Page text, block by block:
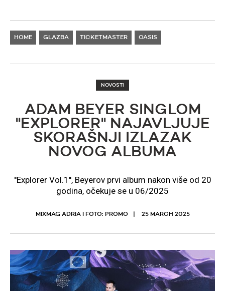
HOME GLAZBA TICKETMASTER OASIS
NOVOSTI
ADAM BEYER SINGLOM
''EXPLORER'' NAJAVLJUJE
SKORAŠNJI IZLAZAK
NOVOG ALBUMA
''Explorer Vol.1'', Beyerov prvi album nakon više od 20
godina, očekuje se u 06/2025
MIXMAG ADRIA I FOTO: PROMO 25 MARCH 2025